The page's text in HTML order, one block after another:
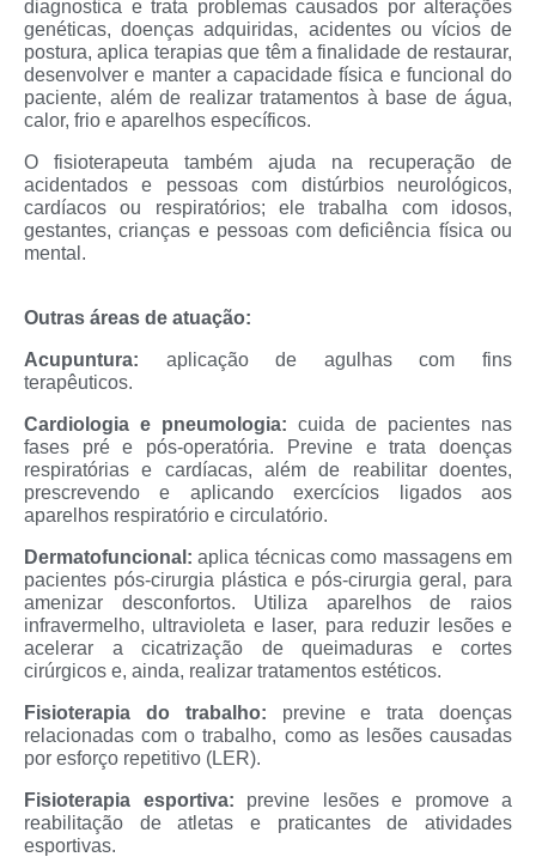
diagnostica e trata problemas causados por alterações
genéticas, doenças adquiridas, acidentes ou vícios de
postura, aplica terapias que têm a finalidade de restaurar,
desenvolver e manter a capacidade física e funcional do
paciente, além de realizar tratamentos à base de água,
calor, frio e aparelhos específicos.
O fisioterapeuta também ajuda na recuperação de
acidentados e pessoas com distúrbios neurológicos,
cardíacos ou respiratórios; ele trabalha com idosos,
gestantes, crianças e pessoas com deficiência física ou
mental.
Outras áreas de atuação:
Acupuntura: aplicação de agulhas com fins
terapêuticos.
Cardiologia e pneumologia: cuida de pacientes nas
fases pré e pós-operatória. Previne e trata doenças
respiratórias e cardíacas, além de reabilitar doentes,
prescrevendo e aplicando exercícios ligados aos
aparelhos respiratório e circulatório.
Dermatofuncional: aplica técnicas como massagens em
pacientes pós-cirurgia plástica e pós-cirurgia geral, para
amenizar desconfortos. Utiliza aparelhos de raios
infravermelho, ultravioleta e laser, para reduzir lesões e
acelerar a cicatrização de queimaduras e cortes
cirúrgicos e, ainda, realizar tratamentos estéticos.
Fisioterapia do trabalho: previne e trata doenças
relacionadas com o trabalho, como as lesões causadas
por esforço repetitivo (LER).
Fisioterapia esportiva: previne lesões e promove a
reabilitação de atletas e praticantes de atividades
esportivas.